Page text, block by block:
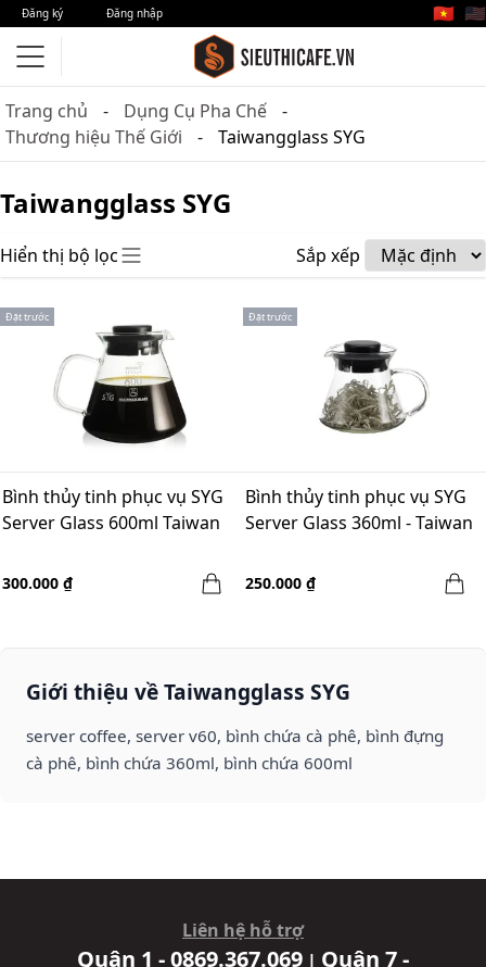
Đăng ký Đăng nhập 🇻🇳 🇺🇸
Trang chủ
Dụng Cụ Pha Chế
Thương hiệu Thế Giới
Taiwangglass SYG
Taiwangglass SYG
Hiển thị bộ lọc Sắp xếp
Đặt trước
Bình thủy tinh phục vụ SYG
Server Glass 600ml Taiwan
300.000 ₫
Đặt trước
Bình thủy tinh phục vụ SYG
Server Glass 360ml - Taiwan
250.000 ₫
Giới thiệu về Taiwangglass SYG
server coffee, server v60, bình chứa cà phê, bình đựng
cà phê, bình chứa 360ml, bình chứa 600ml
Liên hệ hỗ trợ
Quận 1 - 0869.367.069 | Quận 7 -